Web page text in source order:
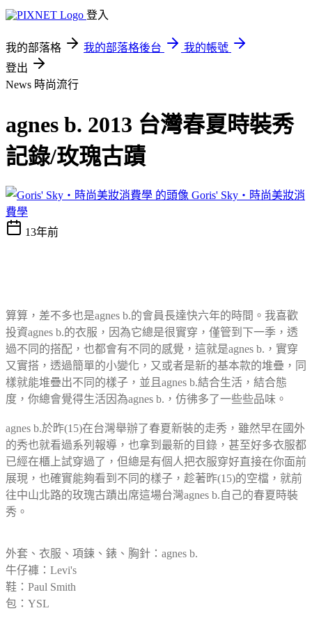
登入
我的部落格 我的部落格後台
我的帳號
登出
News 時尚流行
agnes b. 2013 台灣春夏時裝秀
記錄/玫瑰古蹟
Goris' Sky‧時尚美妝消
費學
13年前
算算，差不多也是agnes b.的會員長達快六年的時間。我喜歡
投資agnes b.的衣服，因為它總是很實穿，僅管到下一季，透
過不同的搭配，也都會有不同的感覺，這就是agnes b.，實穿
又實搭，透過簡單的小變化，又或者是新的基本款的堆疊，同
樣就能堆疊出不同的樣子，並且agnes b.結合生活，結合態
度，你總會覺得生活因為agnes b.，仿彿多了一些些品味。
agnes b.於昨(15)在台灣舉辦了春夏新裝的走秀，雖然早在國外
的秀也就看過系列報導，也拿到最新的目錄，甚至好多衣服都
已經在櫃上試穿過了，但總是有個人把衣服穿好直接在你面前
展現，也確實能夠看到不同的樣子，趁著昨(15)的空檔，就前
往中山北路的玫瑰古蹟出席這場台灣agnes b.自己的春夏時裝
秀。
外套、衣服、項鍊、錶、胸針：agnes b.
牛仔褲：Levi's
鞋：Paul Smith
包：YSL